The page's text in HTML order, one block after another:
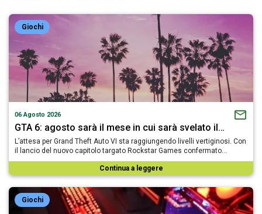
Giochi
06 Agosto 2026
GTA 6: agosto sarà il mese in cui sarà svelato il…
L’attesa per Grand Theft Auto VI sta raggiungendo livelli vertiginosi. Con
il lancio del nuovo capitolo targato Rockstar Games confermato…
Continua a leggere
Giochi